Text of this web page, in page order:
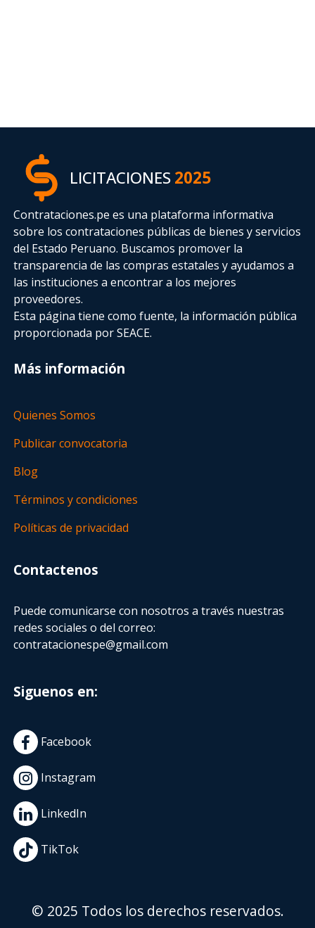
LICITACIONES2025
Contrataciones.pe es una plataforma informativa
sobre los contrataciones públicas de bienes y servicios
del Estado Peruano. Buscamos promover la
transparencia de las compras estatalesy ayudamos a
las instituciones a encontrar a los mejores
proveedores.
Esta página tiene como fuente, la información pública
proporcionada por SEACE.
Más información
Quienes Somos
Publicar convocatoria
Blog
Términos y condiciones
Políticas de privacidad
Contactenos
Puede comunicarse con nosotros a través nuestras
redes sociales o del correo:
contratacionespe@gmail.com
Siguenos en:
Facebook
Instagram
LinkedIn
TikTok
© 2025 Todos los derechos reservados.